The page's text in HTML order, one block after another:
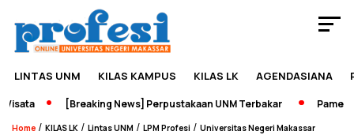
LINTAS UNM KILAS KAMPUS KILAS LK AGENDASIANA
[Breaking News] Perpustakaan UNM Terbakar
Home / KILAS LK / Lintas UNM / LPM Profesi / Universitas Negeri Makassar